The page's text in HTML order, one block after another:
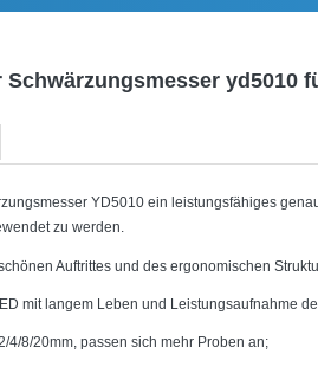
yd5010
YD5010 ein leistungsfähiges
zu werden.
Auftrittes und des ergonomischen
mit langem Leben und Leistungsaufnahme
4/8/20mm, passen sich mehr Proben an;